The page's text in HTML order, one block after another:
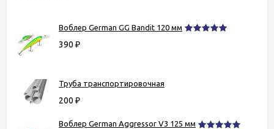
Воблер German GG Bandit 120 мм
390 ₽
Труба транспортировочная
200 ₽
Воблер German Aggressor V3 125 мм